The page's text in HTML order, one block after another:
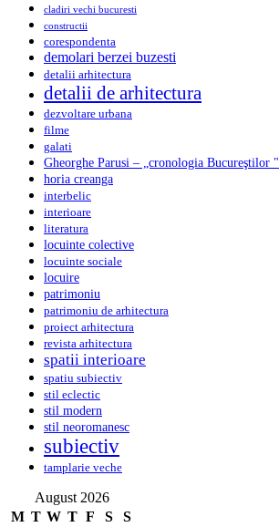
cladiri vechi bucuresti
constructii
corespondenta
demolari berzei buzesti
detalii arhitectura
detalii de arhitectura
dezvoltare urbana
filme
galati
Gheorghe Parusi – „cronologia Bucureştilor "
horia creanga
interbelic
interioare
literatura
locuinte colective
locuinte sociale
locuire
patrimoniu
patrimoniu de arhitectura
proiect arhitectura
revista arhitectura
spatii interioare
spatiu subiectiv
stil eclectic
stil modern
stil neoromanesc
subiectiv
tamplarie veche
August 2026
M T W T F S
S